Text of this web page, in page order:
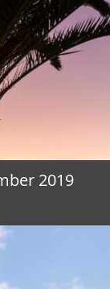
2019